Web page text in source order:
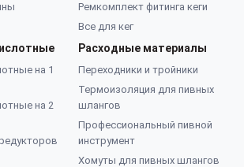
на 1
на 2
Ремкомплект фитинга кеги
Все для кег
Расходные материалы
Переходники и тройники
Термоизоляция для пивных
шлангов
Профессиональный пивной
инструмент
Хомуты для пивных шлангов